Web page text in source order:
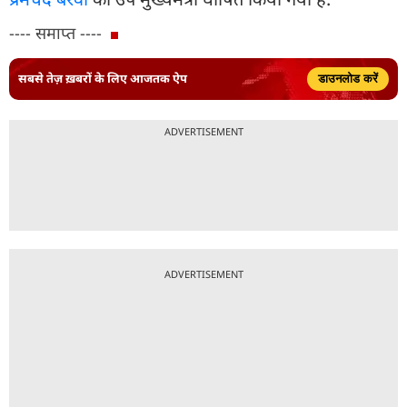
---- समाप्त ----
सबसे तेज़ ख़बरों के लिए आजतक ऐप डाउनलोड करें
ADVERTISEMENT
ADVERTISEMENT